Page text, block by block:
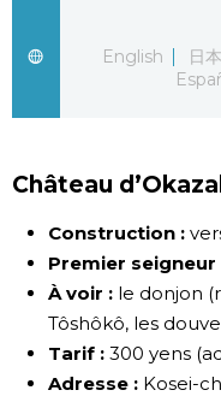
Personnages
Chroniques
Images
Vidéos
Tokyo
English
日
Château
Construction :
Premier seigneur
À voir :le donjon
Tôshôkô, les
Tarif :300 yens
Adresse :Kosei-